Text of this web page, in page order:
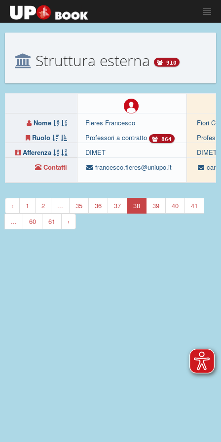
Struttura esterna 910
Nome
Ruolo
Afferenza
Contatti
Fleres Francesco
Professori a contratto
864
DIMET
francesco.fleres@uniupo.it
Fiori
DIMET
‹ 1 2 ... 35 36 37 38 39 40
41
...
60 61 ›